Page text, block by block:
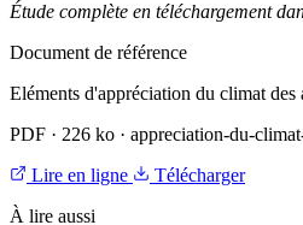
Étude complète en téléchargement
Document de référence
Eléments d'appréciation du climat des
PDF · 226 ko · appreciation-du-
Lire en ligne
Télécharger
À lire aussi